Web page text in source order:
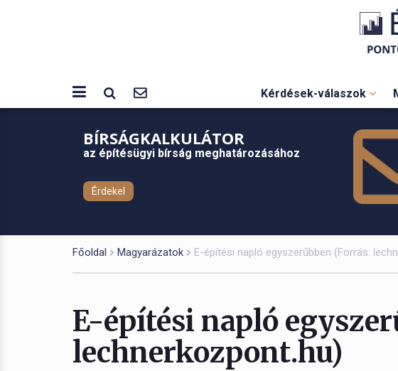
Kérdések-válaszok
BÍRSÁGKALKULÁTOR
az építésügyi bírság meghatározásához
Érdekel
Főoldal Magyarázatok E-építési napló egyszerűbben (Forrás:
E-építési napló
lechnerkozpont.hu)